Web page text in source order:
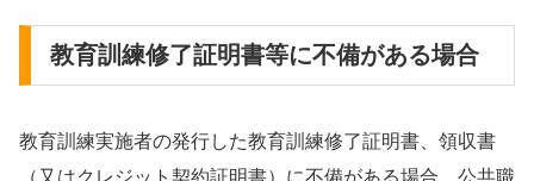
教育訓練修了証明書等に不備がある場合
教育訓練実施者の発行した教育訓練修了証明書、領収書
（又はクレジット契約証明書）に不備がある場合、公共職